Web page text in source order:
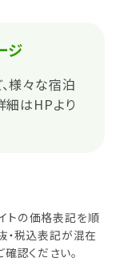
ジ
様々な宿泊
細はHPより
トの価格表記を順
・税込表記が混在
認ください。